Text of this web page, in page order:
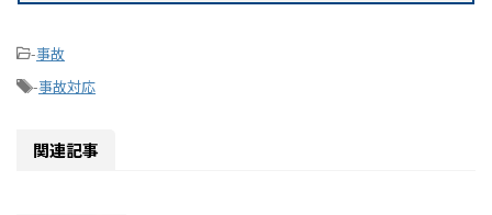
-事故
-事故対応
関連記事